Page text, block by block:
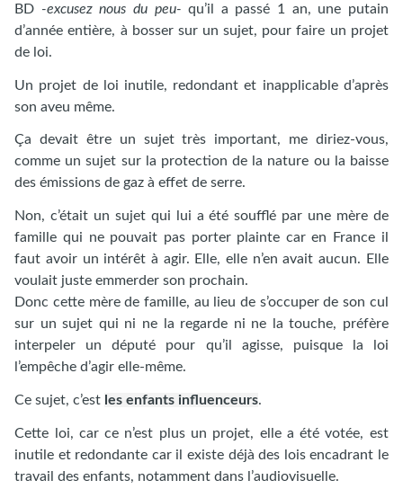
BD -excusez nous du peu- qu’il a passé 1 an, une putain
d’année entière, à bosser sur un sujet, pour faire un projet
de loi.
Un projet de loi inutile, redondant et inapplicable d’après
son aveu même.
Ça devait être un sujet très important, me diriez-vous,
comme un sujet sur la protection de la nature ou la baisse
des émissions de gaz à effet de serre.
Non, c’était un sujet qui lui a été soufflé par une mère de
famille qui ne pouvait pas porter plainte car en France il
faut avoir un intérêt à agir. Elle, elle n’en avait aucun. Elle
voulait juste emmerder son prochain.
Donc cette mère de famille, au lieu de s’occuper de son cul
sur un sujet qui ni ne la regarde ni ne la touche, préfère
interpeler un député pour qu’il agisse, puisque la loi
l’empêche d’agir elle-même.
Ce sujet, c’est les enfants influenceurs.
Cette loi, car ce n’est plus un projet, elle a été votée, est
inutile et redondante car il existe déjà des lois encadrant le
travail des enfants, notamment dans l’audiovisuelle.